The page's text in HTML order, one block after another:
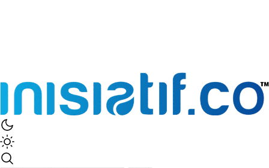
Inisiatif.co
Stay Connected Stay Informed